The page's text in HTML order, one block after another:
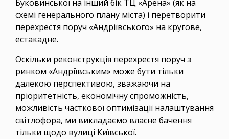
Буковинської на інший бік ТЦ «Арена» (як на
схемі генерального плану міста) і перетворити
перехрестя поруч «Андріївського» на кругове,
естакадне.
Оскільки реконструкція перехрестя поруч з
ринком «Андріївським» може бути тільки
далекою перспективою, зважаючи на
пріоритетність, економічну спроможність,
можливість часткової оптимізації налаштування
світлофора, ми викладаємо власне бачення
тільки щодо вулиці Київської.